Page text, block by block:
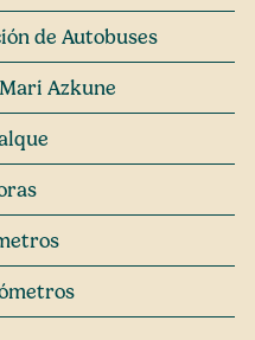
de Autobuses
Azkune